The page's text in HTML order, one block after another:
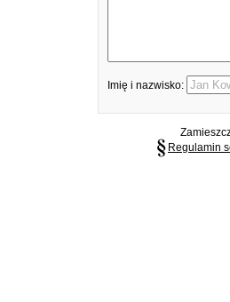
Imię i nazwisko:
Regulamin